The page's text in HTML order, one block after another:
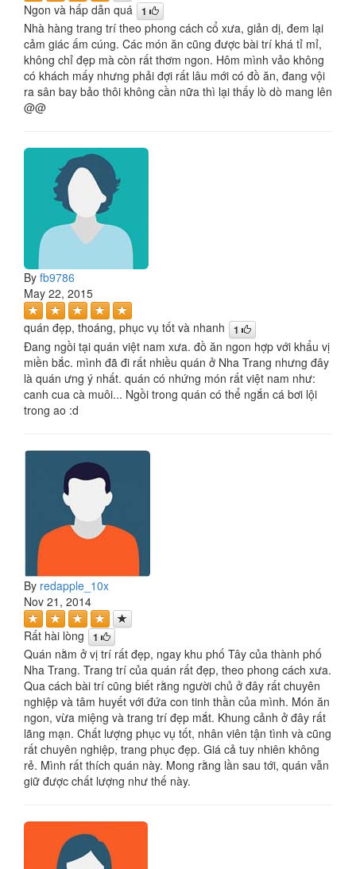
Ngon và hấp dẫn quá 1
Nhà hàng trang trí theo phong cách cổ xưa, giản dị, đem lại
cảm giác ấm cúng. Các món ăn cũng được bài trí khá tỉ mỉ,
không chỉ đẹp mà còn rất thơm ngon. Hôm mình vảo không
có khách mấy nhưng phải đợi rất lâu mới có đồ ăn, đang vội
ra sân bay bảo thôi không cần nữa thì lại thấy lò dò mang lên
@@
By fb9786
May 22, 2015
quán đẹp, thoáng, phục vụ tốt và nhanh 1
Đang ngồi tại quán việt nam xưa. đồ ăn ngon hợp với khẩu vị
miền bắc. mình đã đi rất nhiều quán ở Nha Trang nhưng đây
là quán ưng ý nhất. quán có nhứng món rất việt nam như:
canh cua cà muôi... Ngồi trong quán có thể ngắn cá bơi lội
trong ao :d
By redapple_10x
Nov 21, 2014
Rất hài lòng 1
Quán nằm ở vị trí rất đẹp, ngay khu phố Tây của thành phố
Nha Trang. Trang trí của quán rất đẹp, theo phong cách xưa.
Qua cách bài trí cũng biết rằng người chủ ở đây rất chuyên
nghiệp và tâm huyết với đứa con tinh thần của mình. Món ăn
ngon, vừa miệng và trang trí đẹp mắt. Khung cảnh ở đây rất
lãng mạn. Chất lượng phục vụ tốt, nhân viên tận tình và cũng
rất chuyên nghiệp, trang phục đẹp. Giá cả tuy nhiên không
rẻ. Mình rất thích quán này. Mong rằng lần sau tới, quán vẫn
giữ được chất lượng như thế này.